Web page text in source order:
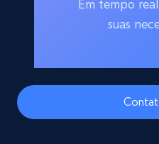
Em tempo
suas